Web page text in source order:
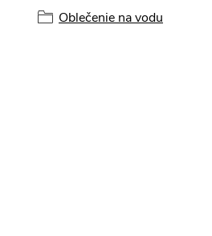
Oblečenie na vodu